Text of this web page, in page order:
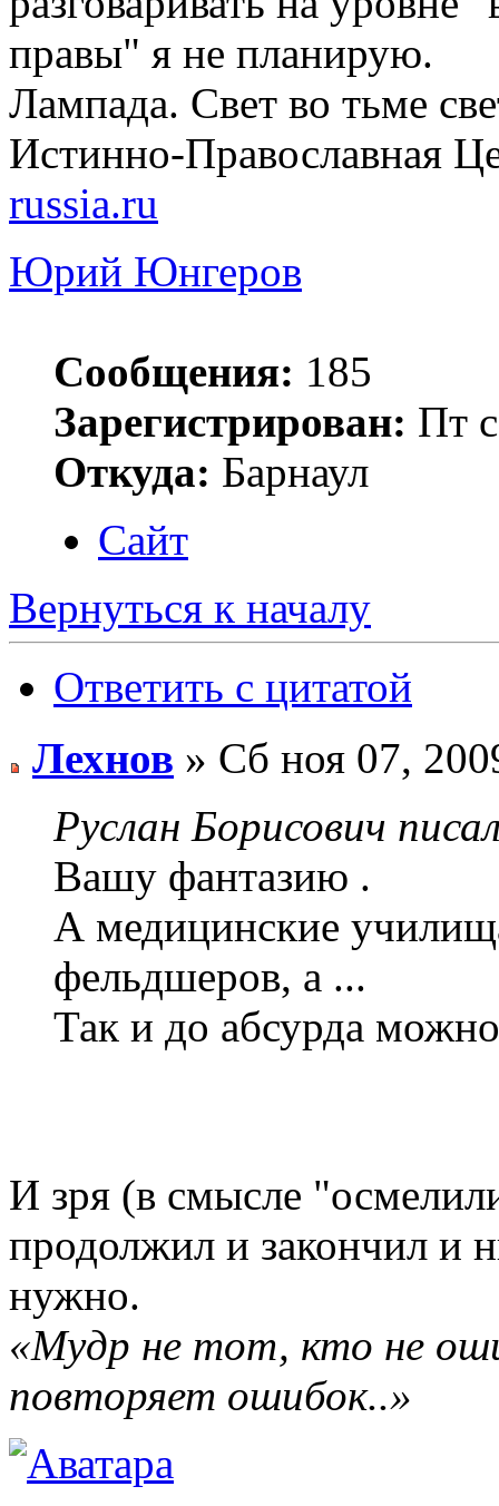
правы" я не планирую.
Лампада. Свет во тьме
Истинно-Православная
russia.ru
Юрий Юнгеров
Сообщения: 185
Зарегистрирован: Пт
Откуда: Барнаул
Сайт
Вернуться к началу
Ответить с цитатой
Лехнов » Сб ноя 07,
Руслан Борисович
Вашу фантазию .
А медицинские
фельдшеров, а ...
Так и до абсурда
И зря (в смысле
продолжил и закончил и
нужно.
«Мудр не тот, кто не
повторяет ошибок..»